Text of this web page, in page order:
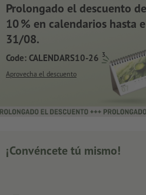
Prolongado el descuento
10 % en calendarios hasta
31/08.
Code: CALENDARS10-26 3
Aprovecha el descuento
¡Convéncete tú mismo!